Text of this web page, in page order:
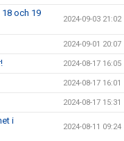
och 19
2024-09-03 21:02
2024-09-01 20:07
2024-08-17 16:05
2024-08-17 16:01
2024-08-17 15:31
i
2024-08-11 09:24